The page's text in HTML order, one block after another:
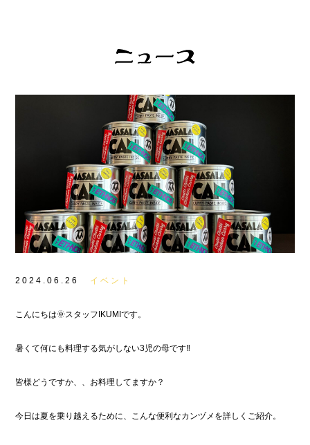
2024.06.26 イベント
こんにちは🌞スタッフIKUMIです。
暑くて何にも料理する気がしない3児の母です‼︎
皆様どうですか、、お料理してますか？
今日は夏を乗り越えるために、こんな便利なカンヅメを詳しくご紹介。